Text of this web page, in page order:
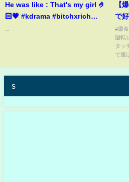
He was like : That's my girl 🤌
🏻💗 #kdrama #bitchxrich
【
で
【
#爆
廻転
タッ
で運
s